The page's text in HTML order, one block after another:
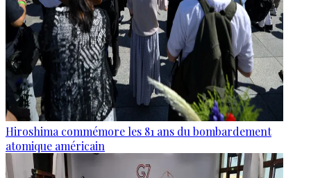
Hiroshima commémore les 81 ans du bombardement
atomique américain